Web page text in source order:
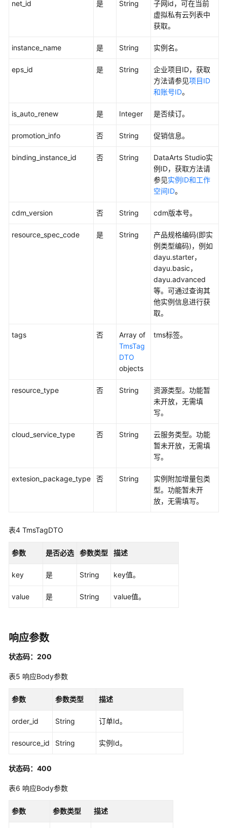
口
PayForDgcOneKey
工
理
实
数
数
格
架
数
据
量
据
录
据
net_id 是 String
子网id，可在当前
虚拟私有云列表中
获取。
instance_name 是 String 实例名。
eps_id 是 String
企业项目ID，获取
方法请参见项目ID
和账号ID。
is_auto_renew 是 Integer 是否续订。
promotion_info 否 String 促销信息。
binding_instance_id 否 String
DataArts Studio实
例ID，获取方法请
参见实例ID和工作
空间ID。
cdm_version 否 String cdm版本号。
resource_spec_code 是 String
产品规格编码(即实
例类型编码)，例如
dayu.starter，
dayu.basic，
dayu.advanced
等。可通过查询其
他实例信息进行获
取。
tags 否
Array of
TmsTag
DTO
objects
tms标签。
resource_type 否 String
资源类型。功能暂
未开放，无需填
写。
cloud_service_type 否 String
云服务类型。功能
暂未开放，无需填
写。
extesion_package_type 否 String
实例附加增量包类
型。功能暂未开
放，无需填写。
表4 TmsTagDTO
参数 是否必选 参数类型 描述
key 是 String key值。
value 是 String value值。
响应参数
状态码：200
表5 响应Body参数
参数 参数类型 描述
order_id String 订单Id。
resource_id String 实例Id。
状态码：400
表6 响应Body参数
参数 参数类型 描述